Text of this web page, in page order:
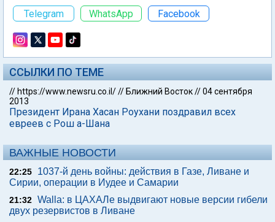
Telegram
WhatsApp Facebook
ССЫЛКИ ПО ТЕМЕ
// https://www.newsru.co.il/// Ближний Восток//04 сентября
2013
Президент Ирана Хасан Роухани поздравил всех
евреев с Рош а-Шана
ВАЖНЫЕ НОВОСТИ
22:25
1037-й день войны: действия в Газе, Ливане и
Сирии, операции в Иудее и Самарии
21:32 Walla: в ЦАХАЛе выдвигают новые версии гибели
двух резервистов в Ливане